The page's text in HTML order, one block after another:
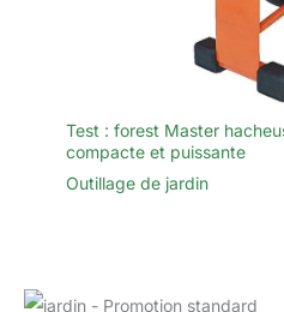
Test : forest Master
compacte et puissante
Outillage de jardin